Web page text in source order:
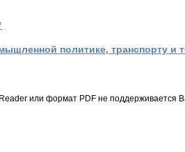
политике, транспорту и
или формат PDF не поддерживается